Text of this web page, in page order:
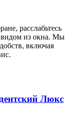
расслабьтесь
видом из окна. Мы
включая
Люкс